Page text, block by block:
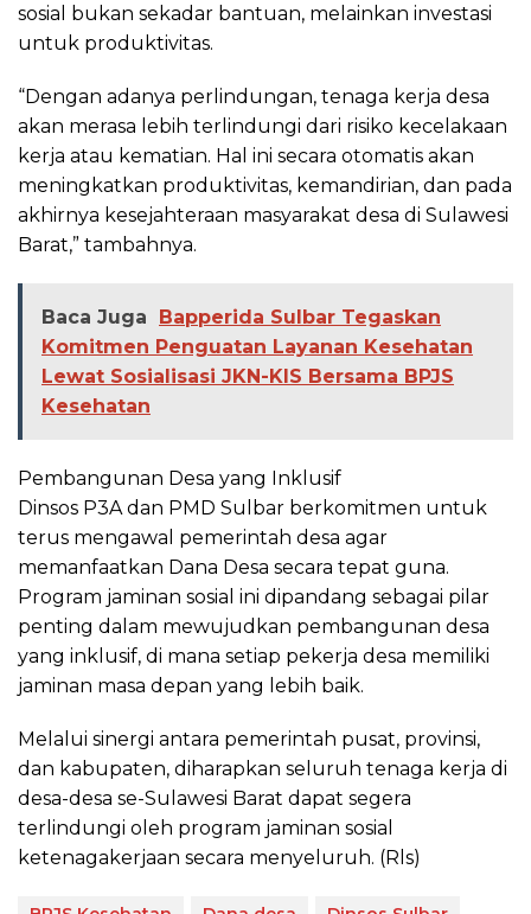
sosial bukan sekadar bantuan, melainkan investasi
untuk produktivitas.
​“Dengan adanya perlindungan, tenaga kerja desa
akan merasa lebih terlindungi dari risiko kecelakaan
kerja atau kematian. Hal ini secara otomatis akan
meningkatkan produktivitas, kemandirian, dan pada
akhirnya kesejahteraan masyarakat desa di Sulawesi
Barat,” tambahnya.
Baca Juga
Bapperida Sulbar Tegaskan
Komitmen Penguatan Layanan Kesehatan
Lewat Sosialisasi JKN-KIS Bersama BPJS
Kesehatan
​Pembangunan Desa yang Inklusif
​Dinsos P3A dan PMD Sulbar berkomitmen untuk
terus mengawal pemerintah desa agar
memanfaatkan Dana Desa secara tepat guna.
Program jaminan sosial ini dipandang sebagai pilar
penting dalam mewujudkan pembangunan desa
yang inklusif, di mana setiap pekerja desa memiliki
jaminan masa depan yang lebih baik.
​Melalui sinergi antara pemerintah pusat, provinsi,
dan kabupaten, diharapkan seluruh tenaga kerja di
desa-desa se-Sulawesi Barat dapat segera
terlindungi oleh program jaminan sosial
ketenagakerjaan secara menyeluruh. (Rls)